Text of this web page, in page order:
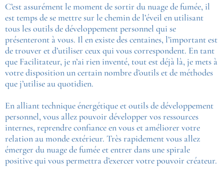
C’est assurément le moment de sortir du nuage de fumée, il
est temps de se mettre sur le chemin de l’éveil en utilisant
tous les outils de développement personnel qui se
présenteront à vous. Il en existe des centaines, l’important est
de trouver et d’utiliser ceux qui vous correspondent. En tant
que Facilitateur, je n’ai rien inventé, tout est déjà là, je mets à
votre disposition un certain nombre d’outils et de méthodes
que j’utilise au quotidien.
En alliant technique énergétique et outils de développement
personnel, vous allez pouvoir développer vos ressources
internes, reprendre confiance en vous et améliorer votre
relation au monde extérieur. Très rapidement vous allez
émerger du nuage de fumée et entrer dans une spirale
positive qui vous permettra d’exercer votre pouvoir créateur.